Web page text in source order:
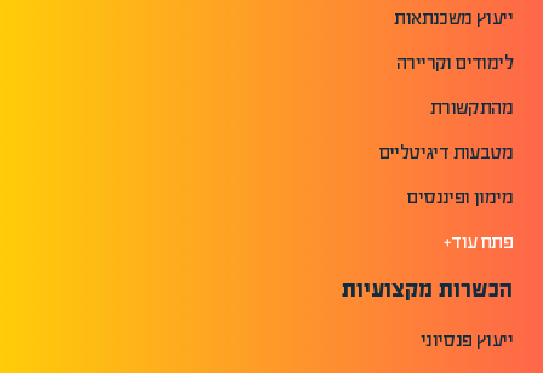
ייעוץ משכנתאות
לימודים וקריירה
מהתקשורת
מטבעות דיגיטליים
מימון ופיננסים
פתח עוד+
הכשרות מקצועיות
ייעוץ פנסיוני